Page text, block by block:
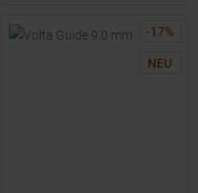
-17%
NEU